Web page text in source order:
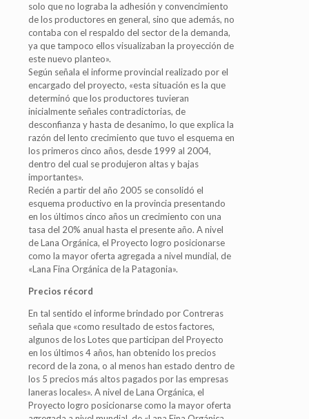
solo que no lograba la adhesión y convencimiento
de los productores en general, sino que además, no
contaba con el respaldo del sector de la demanda,
ya que tampoco ellos visualizaban la proyección de
este nuevo planteo».
Según señala el informe provincial realizado por el
encargado del proyecto, «esta situación es la que
determinó que los productores tuvieran
inicialmente señales contradictorias, de
desconfianza y hasta de desanimo, lo que explica la
razón del lento crecimiento que tuvo el esquema en
los primeros cinco años, desde 1999 al 2004,
dentro del cual se produjeron altas y bajas
importantes».
Recién a partir del año 2005 se consolidó el
esquema productivo en la provincia presentando
en los últimos cinco años un crecimiento con una
tasa del 20% anual hasta el presente año. A nivel
de Lana Orgánica, el Proyecto logro posicionarse
como la mayor oferta agregada a nivel mundial, de
«Lana Fina Orgánica de la Patagonia».
Precios récord
En tal sentido el informe brindado por Contreras
señala que «como resultado de estos factores,
algunos de los Lotes que participan del Proyecto
en los últimos 4 años, han obtenido los precios
record de la zona, o al menos han estado dentro de
los 5 precios más altos pagados por las empresas
laneras locales». A nivel de Lana Orgánica, el
Proyecto logro posicionarse como la mayor oferta